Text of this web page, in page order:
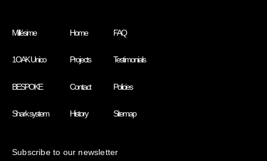
Millésime
1OAK Unico
BESPOKE
Shark system
Home
Projects
Contact
History
FAQ
Testimonials
Policies
Sitemap
Subscribe to our newsletter